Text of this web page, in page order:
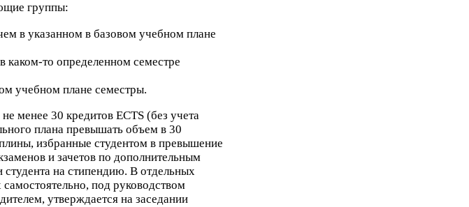
группы:
в указанном в базовом учебном плане
каком-​то определенном семестре
учебном плане семестры.
менее 30 кредитов ECTS (без учета
плана превышать объем в 30
избранные студентом в превышение
и зачетов по дополнительным
на стипендию. В отдельных
под руководством
утверждается на заседании